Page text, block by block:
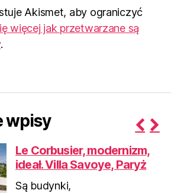
Akismet, aby ograniczyć
więcej jak przetwarzane są
.
wpisy
r
e
Le Corbusier, modernizm,
ideał. Villa Savoye, Paryż
Są budynki,